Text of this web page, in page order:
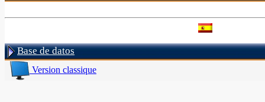
Base de datos
Version classique